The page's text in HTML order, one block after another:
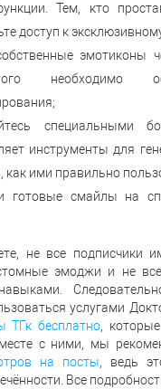
Тем, кто
доступ к
эмотиконы
необходимо
специальными
инструменты для
как ими правильно
готовые смайлы на
не все подписчики
эмоджи и не
услугами
ТГк бесплатно ,
с ними, мы
на посты , ведь
Все